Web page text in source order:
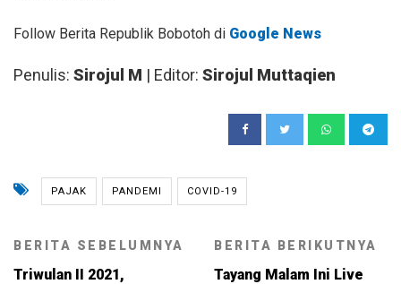
Follow Berita Republik Bobotoh di Google News
Penulis: Sirojul M | Editor: Sirojul Muttaqien
PAJAK PANDEMI COVID-19
BERITA SEBELUMNYA
Triwulan II 2021,
BERITA BERIKUTNYA
Tayang Malam Ini Live